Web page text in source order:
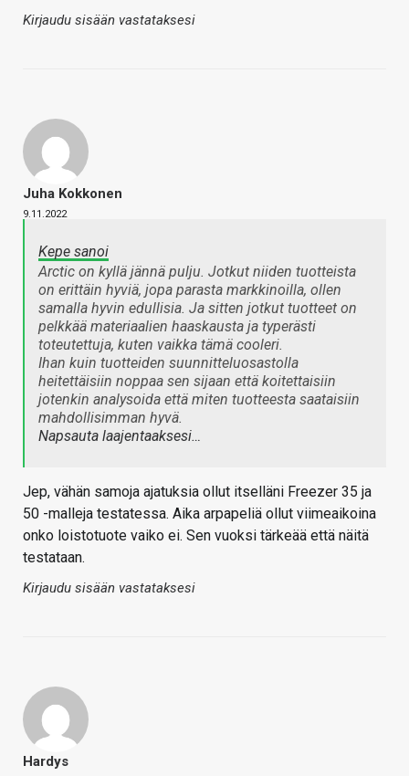
Kirjaudu sisään vastataksesi
Juha Kokkonen
9.11.2022
Kepe sanoi
Arctic on kyllä jännä pulju. Jotkut niiden tuotteista
on erittäin hyviä, jopa parasta markkinoilla, ollen
samalla hyvin edullisia. Ja sitten jotkut tuotteet on
pelkkää materiaalien haaskausta ja typerästi
toteutettuja, kuten vaikka tämä cooleri.
Ihan kuin tuotteiden suunnitteluosastolla
heitettäisiin noppaa sen sijaan että koitettaisiin
jotenkin analysoida että miten tuotteesta saataisiin
mahdollisimman hyvä.
Napsauta laajentaaksesi…
Jep, vähän samoja ajatuksia ollut itselläni Freezer 35 ja
50 -malleja testatessa. Aika arpapeliä ollut viimeaikoina
onko loistotuote vaiko ei. Sen vuoksi tärkeää että näitä
testataan.
Kirjaudu sisään vastataksesi
Hardys